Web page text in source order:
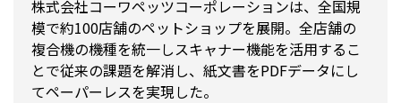
株式会社コーワペッツコーポレーションは、全国規
模で約100店舗のペットショップを展開。全店舗の
複合機の機種を統一しスキャナー機能を活用するこ
とで従来の課題を解消し、紙文書をPDFデータにし
てペーパーレスを実現した。